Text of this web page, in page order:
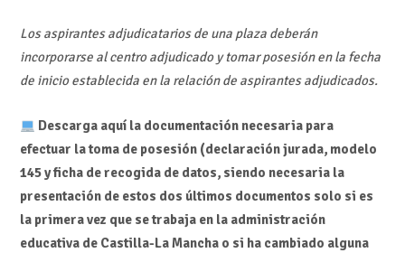
Los aspirantes adjudicatarios de una plaza deberán
incorporarse al centro adjudicado y tomar posesión en la fecha
de inicio establecida en la relación de aspirantes adjudicados.
Descarga aquí la documentación necesaria para
efectuar la toma de posesión (declaración jurada, modelo
145 y ficha de recogida de datos, siendo necesaria la
presentación de estos dos últimos documentos solo si es
la primera vez que se trabaja en la administración
educativa de Castilla-La Mancha o si ha cambiado alguna